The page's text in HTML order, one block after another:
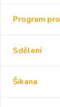
Program
Sdělení
Šikana